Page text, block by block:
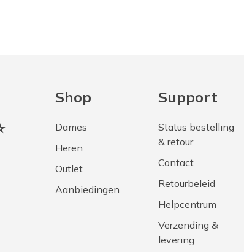
Shop
Dames
Heren
Outlet
Aanbiedingen
Support
Status bestelling
& retour
Contact
Retourbeleid
Helpcentrum
Verzending &
levering